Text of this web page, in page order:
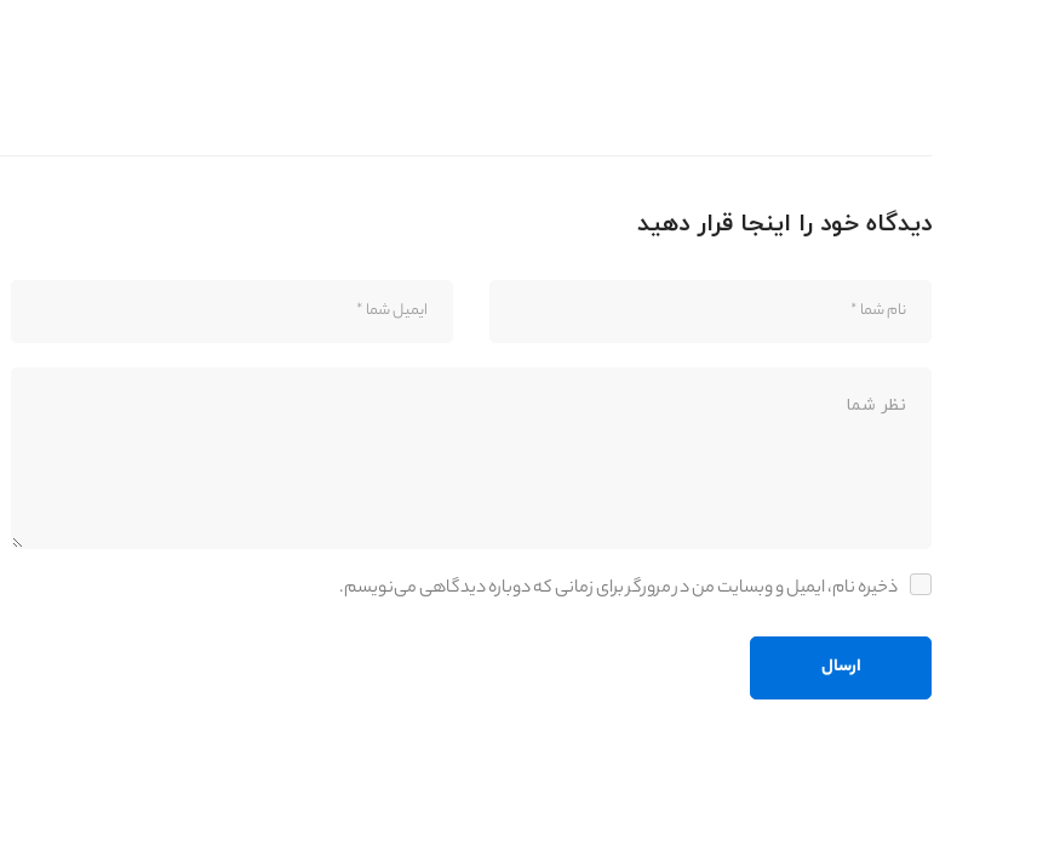
دیدگاه خود را اینجا قرار دهید
ذخیره نام، ایمیل و وبسایت من در مرورگر برای زمانی که دوباره دیدگاهی می‌نویسم.